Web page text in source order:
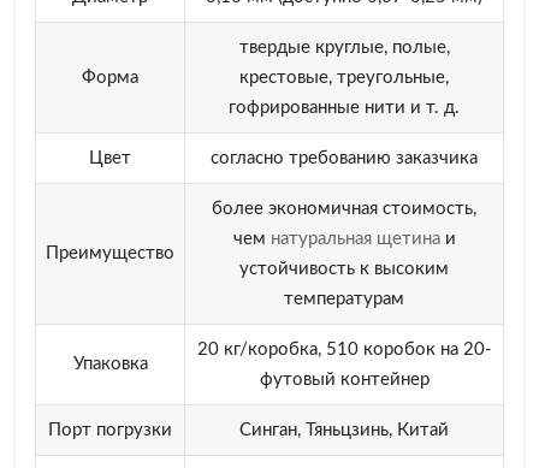
Форма
твердые круглые, полые,
крестовые, треугольные,
гофрированные нити и т. д.
Цвет согласно требованию заказчика
Преимущество
более экономичная стоимость,
чем натуральная щетинаи
устойчивость к высоким
температурам
Упаковка
20 кг/коробка, 510 коробок на 20-
футовый контейнер
Порт погрузки Синган, Тяньцзинь, Китай